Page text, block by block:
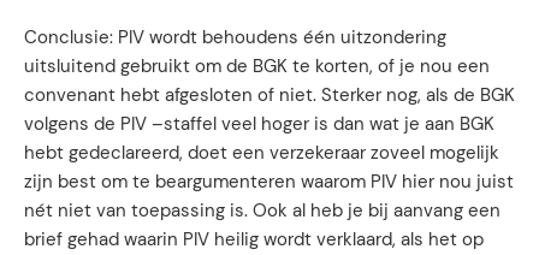
Conclusie: PIV wordt behoudens één uitzondering
uitsluitend gebruikt om de BGK te korten, of je nou een
convenant hebt afgesloten of niet. Sterker nog, als de BGK
volgens de PIV –staffel veel hoger is dan wat je aan BGK
hebt gedeclareerd, doet een verzekeraar zoveel mogelijk
zijn best om te beargumenteren waarom PIV hier nou juist
nét niet van toepassing is. Ook al heb je bij aanvang een
brief gehad waarin PIV heilig wordt verklaard, als het op